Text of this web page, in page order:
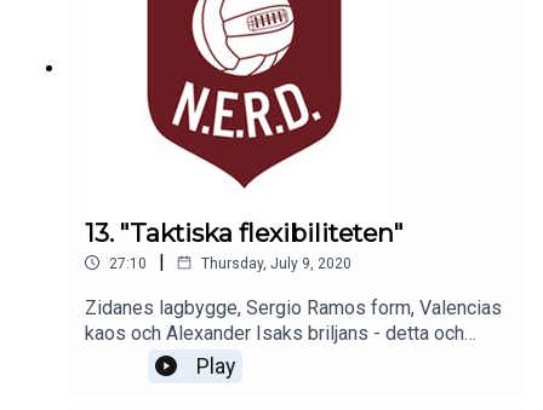
13. "Taktiska flexibiliteten"
27:10 | Thursday, July 9, 2020
Zidanes lagbygge, Sergio Ramos form, Valencias
kaos och Alexander Isaks briljans - detta och
mycket mer pratar Jesper Hussfelt, Christopher
Kviborg, Alexandra Jonson och Marcelo
Play